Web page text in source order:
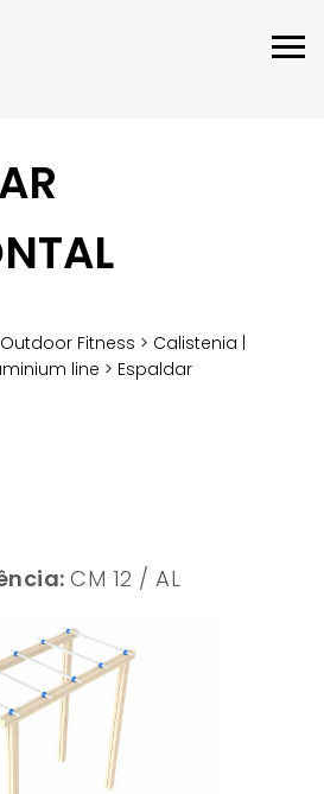
Outdoor Fitness > Calistenia |
line > Espaldar
CM 12 / AL